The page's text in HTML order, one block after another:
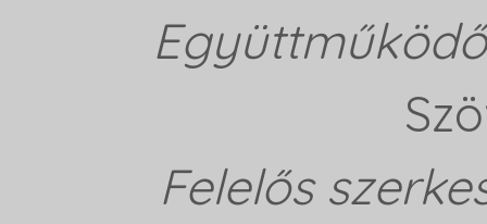
Felelős